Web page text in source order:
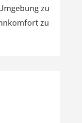
zu
zu